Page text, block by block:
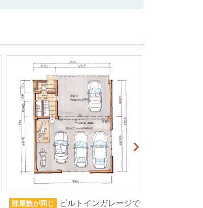
部屋数が同じ
ビルトインガレージで